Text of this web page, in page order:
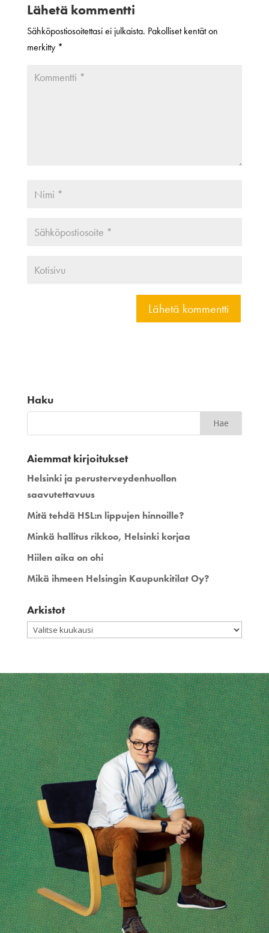
Lähetä kommentti
Sähköpostiosoitettasi ei julkaista. Pakolliset kentät on
merkitty *
Haku
Aiemmat kirjoitukset
Helsinki ja perusterveydenhuollon
saavutettavuus
Mitä tehdä HSL:n lippujen hinnoille?
Minkä hallitus rikkoo, Helsinki korjaa
Hiilen aika on ohi
Mikä ihmeen Helsingin Kaupunkitilat Oy?
Arkistot
Arkistot